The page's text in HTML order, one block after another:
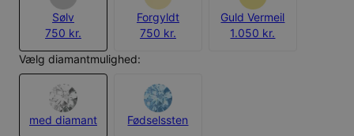
Sølv
750 kr.
Forgyldt
750 kr.
Guld Vermeil
1.050 kr.
Vælg diamantmulighed:
med diamant
Fødselssten